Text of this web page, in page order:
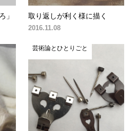
」 取り返しが利く様に描く
2016.11.08
芸術論とひとりごと